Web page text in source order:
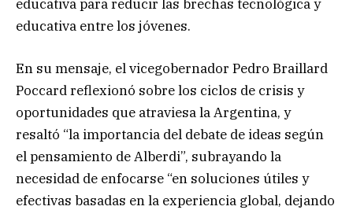
educativa para reducir las brechas tecnológica y
educativa entre los jóvenes.
En su mensaje, el vicegobernador Pedro Braillard
Poccard reflexionó sobre los ciclos de crisis y
oportunidades que atraviesa la Argentina, y
resaltó “la importancia del debate de ideas según
el pensamiento de Alberdi”, subrayando la
necesidad de enfocarse “en soluciones útiles y
efectivas basadas en la experiencia global, dejando